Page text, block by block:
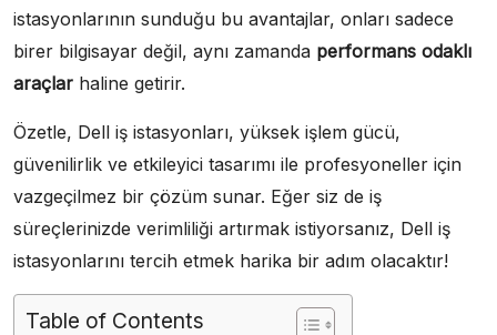
istasyonlarının sunduğu bu avantajlar, onları sadece
birer bilgisayar değil, aynı zamanda performans odaklı
araçlar haline getirir.
Özetle, Dell iş istasyonları, yüksek işlem gücü,
güvenilirlik ve etkileyici tasarımı ile profesyoneller için
vazgeçilmez bir çözüm sunar. Eğer siz de iş
süreçlerinizde verimliliği artırmak istiyorsanız, Dell iş
istasyonlarını tercih etmek harika bir adım olacaktır!
Table of Contents